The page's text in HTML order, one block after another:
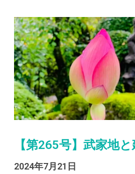
【第265号】武家地
2024年7月21日